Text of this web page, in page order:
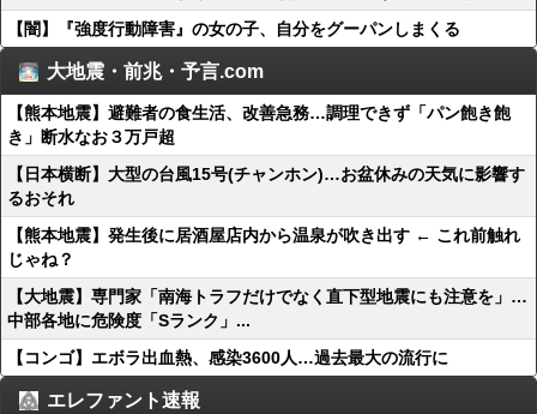
【闇】『強度行動障害』の女の子、自分をグーパンしまくる
大地震・前兆・予言.com
【熊本地震】避難者の食生活、改善急務…調理できず「パン飽き飽
き」断水なお３万戸超
【日本横断】大型の台風15号(チャンホン)…お盆休みの天気に影響す
るおそれ
【熊本地震】発生後に居酒屋店内から温泉が吹き出す ← これ前触れ
じゃね？
【大地震】専門家「南海トラフだけでなく直下型地震にも注意を」…
中部各地に危険度「Sランク」...
【コンゴ】エボラ出血熱、感染3600人…過去最大の流行に
エレファント速報